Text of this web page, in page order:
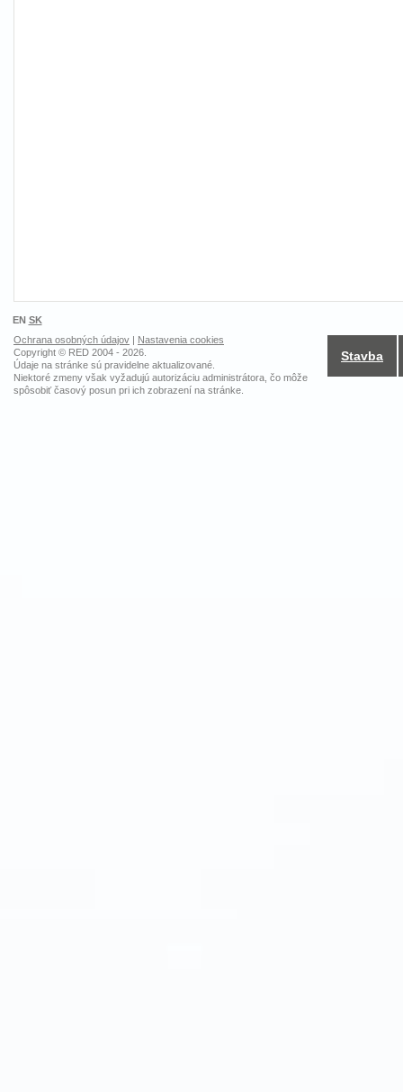
Stavba
EN SK
Ochrana osobných údajov | Nastavenia cookies
Copyright © RED 2004 - 2026.
Údaje na stránke sú pravidelne aktualizované.
Niektoré zmeny však vyžadujú autorizáciu administrátora, čo môže
spôsobiť časový posun pri ich zobrazení na stránke.